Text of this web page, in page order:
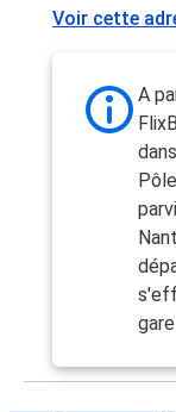
Voir cette
A